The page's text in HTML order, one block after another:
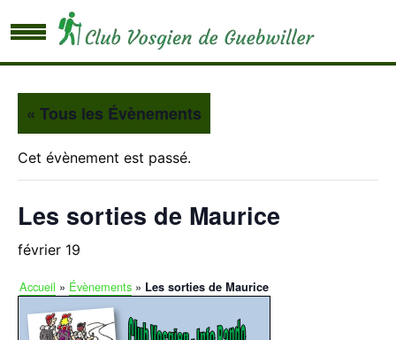
« Tous les Évènements
Cet évènement est passé.
Les sorties de Maurice
février 19
Accueil » Évènements » Les sorties de Maurice